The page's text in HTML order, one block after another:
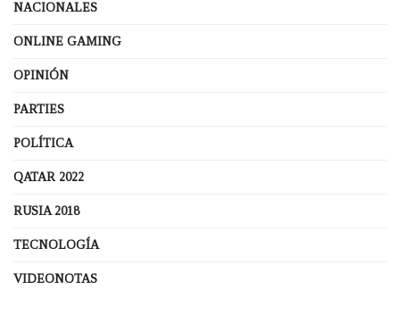
NACIONALES
ONLINE GAMING
OPINIÓN
PARTIES
POLÍTICA
QATAR 2022
RUSIA 2018
TECNOLOGÍA
VIDEONOTAS